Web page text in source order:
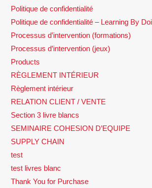
Politique de confidentialité
Politique de confidentialité – Learning By
Processus d’intervention (formations)
Processus d’intervention (jeux)
Products
RÈGLEMENT INTÉRIEUR
Règlement intérieur
RELATION CLIENT / VENTE
Section 3 livre blancs
SEMINAIRE COHESION D’EQUIPE
SUPPLY CHAIN
test
test livres blanc
Thank You for Purchase